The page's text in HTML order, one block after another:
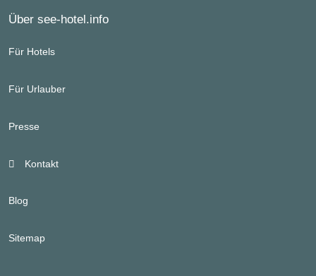
Über see-hotel.info
Für Hotels
Für Urlauber
Presse
Kontakt
Blog
Sitemap